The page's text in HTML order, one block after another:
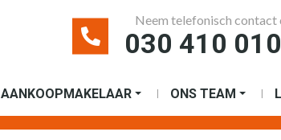
Neem telefonisch contact
030 410
AANKOOPMAKELAAR ONS TEAM